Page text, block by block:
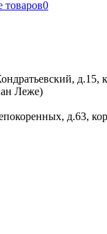
товаров0
д.15,
Леже)
д.63,